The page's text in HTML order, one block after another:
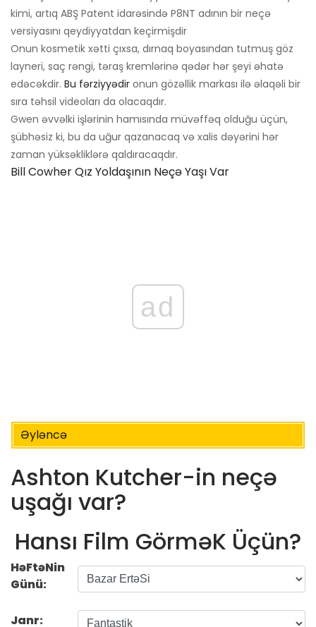
kimi, artıq ABŞ Patent idarəsində P8NT adının bir neçə
versiyasını qeydiyyatdan keçirmişdir
Onun kosmetik xətti çıxsa, dırnaq boyasından tutmuş göz
layneri, saç rəngi, təraş kremlərinə qədər hər şeyi əhatə
edəcəkdir. Bu fərziyyədir onun gözəllik markası ilə əlaqəli bir
sıra təhsil videoları da olacaqdır.
Gwen əvvəlki işlərinin hamısında müvəffəq olduğu üçün,
şübhəsiz ki, bu da uğur qazanacaq və xalis dəyərini hər
zaman yüksəkliklərə qaldıracaqdır.
Bill Cowher Qız Yoldaşının Neçə Yaşı Var
ad
Əyləncə
Ashton Kutcher-in neçə
uşağı var?
Hansı Film GörməK Üçün?
HəFtəNin
Günü:
Janr: